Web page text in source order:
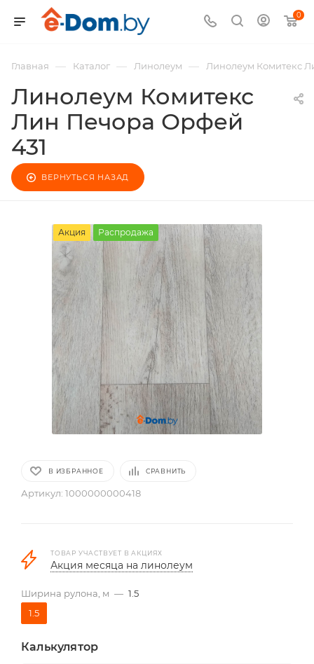
0
Главная — Каталог — Линолеум — Линолеум Комитекс
Линолеум Комитекс
Лин Печора Орфей
431
ВЕРНУТЬСЯ НАЗАД
Акция Распродажа
В ИЗБРАННОЕ СРАВНИТЬ
Артикул: 1000000000418
ТОВАР УЧАСТВУЕТ В АКЦИЯХ
Акция месяца на линолеум
Ширина рулона, м — 1.5
1.5
Калькулятор